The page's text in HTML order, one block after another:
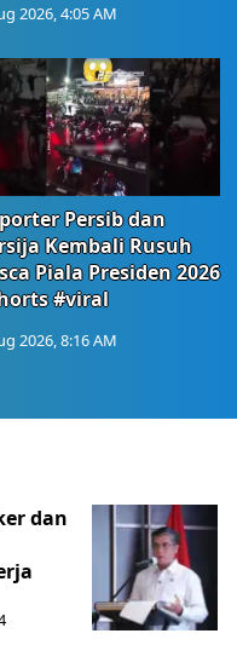
2026, 4:05 AM
Persib dan
Kembali Rusuh
Piala Presiden 2026
#viral
2026, 8:16 AM
dan